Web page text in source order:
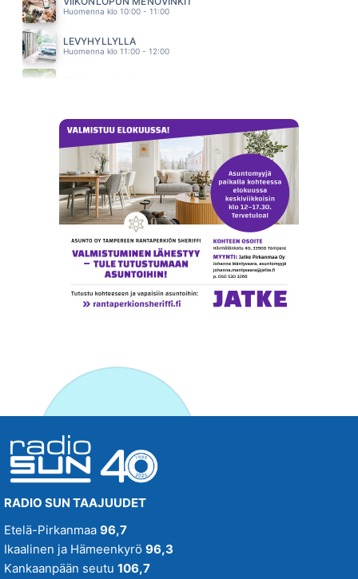
Huomenna klo 10:00 - 11:00
LEVYHYLLYLLÄ
Huomenna klo 11:00 - 12:00
RADIO SUN TAAJUUDET
Etelä-Pirkanmaa 96,7
Ikaalinen ja Hämeenkyrö 96,3
Kankaanpään seutu 106,7